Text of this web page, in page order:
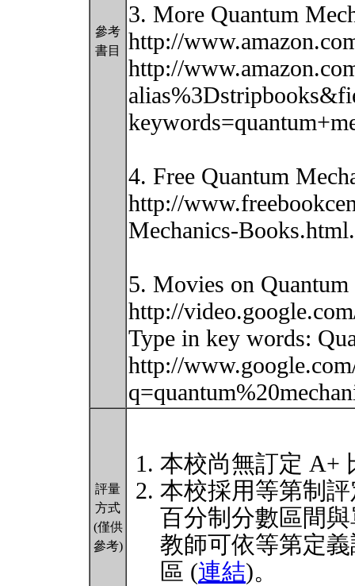
參考
書目
3. More Quantum
http://
http://
4. Free Quantum
http://
Mechanics-Books.html.
5. Movies on
http://
Type in key words:
http://
評量
方式
(僅供
參考)
本校尚無訂定 A+
本校採用等第制
百分制分數區間
教師可依等第定
區 (連結)。